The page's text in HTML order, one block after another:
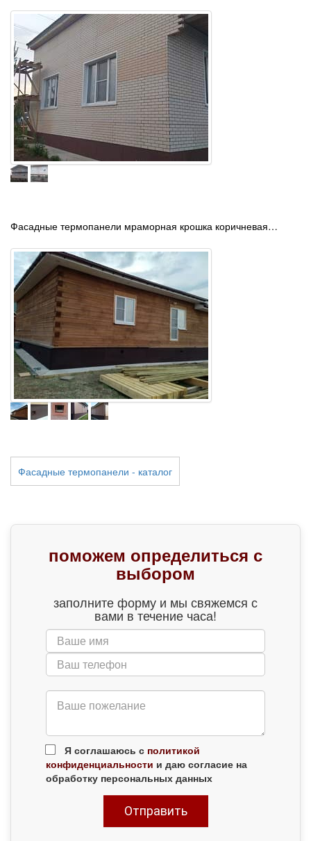
Фасадные термопанели мраморная крошка коричневая…
Фасадные термопанели - каталог
поможем определиться с
выбором
заполните форму и мы свяжемся с
вами в течение часа!
Я соглашаюсь с политикой
конфиденциальности и даю согласие на
обработку персональных данных